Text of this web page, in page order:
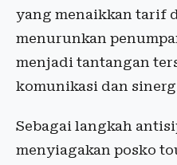
yang menaikkan tarif
menurunkan
menjadi tantangan
komunikasi dan
Sebagai langkah
menyiagakan posko